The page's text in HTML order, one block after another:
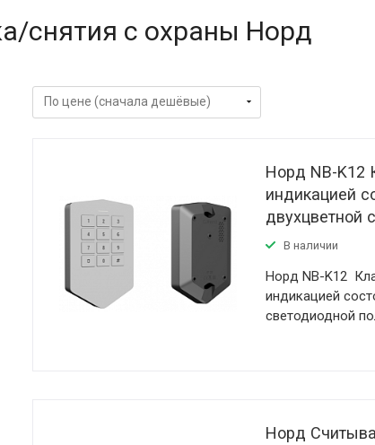
снятия с охраны Норд
Норд NB-K12
индикацией
двухцветной
В наличии
Норд NB-K12
индикацией
светодиодной
Норд